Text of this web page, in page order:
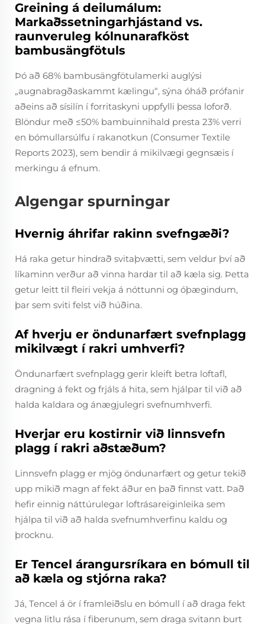
Greining á deilumálum:
Markaðssetningarhjástand vs.
raunveruleg kólnunarafköst
bambusängfötuls
Þó að 68% bambusängfötulamerki auglýsi
„augnabragðaskammt kælingu“, sýna óháð prófanir
aðeins að sísilín í forritaskyni uppfylli þessa loforð.
Blöndur með ≤50% bambuinnihald presta 23% verri
en bómullarsúlfu í rakanotkun (Consumer Textile
Reports 2023), sem bendir á mikilvægi gegnsæis í
merkingu á efnum.
Algengar spurningar
Hvernig áhrifar rakinn svefngæði?
Há raka getur hindrað svitaþvætti, sem veldur því að
líkaminn verður að vinna hardar til að kæla sig. Þetta
getur leitt til fleiri vekja á nóttunni og óþægindum,
þar sem sviti felst við húðina.
Af hverju er öndunarfært svefnplagg
mikilvægt í rakri umhverfi?
Öndunarfært svefnplagg gerir kleift betra loftafl,
dragning á fekt og frjáls á hita, sem hjálpar til við að
halda kaldara og ánægjulegri svefnumhverfi.
Hverjar eru kostirnir við linnsvefn
plagg í rakri aðstæðum?
Linnsvefn plagg er mjög öndunarfært og getur tekið
upp mikið magn af fekt áður en það finnst vatt. Það
hefir einnig náttúrulegar loftrásareiginleika sem
hjálpa til við að halda svefnumhverfinu kaldu og
þrocknu.
Er Tencel árangursríkara en bómull til
að kæla og stjórna raka?
Já, Tencel á ör í framleiðslu en bómull í að draga fekt
vegna litlu rása í fiberunum, sem draga svitann burt